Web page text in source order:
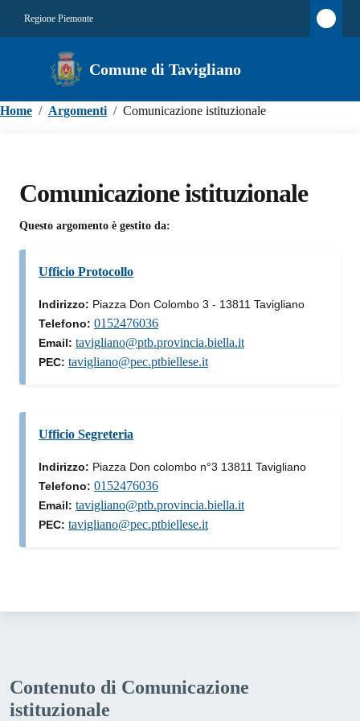
Regione Piemonte
Comune di Tavigliano
Home / Argomenti / Comunicazione istituzionale
Comunicazione istituzionale
Questo argomento è gestito da:
Ufficio Protocollo
Indirizzo: Piazza Don Colombo 3 - 13811 Tavigliano
Telefono: 0152476036
Email: tavigliano@ptb.provincia.biella.it
PEC: tavigliano@pec.ptbiellese.it
Ufficio Segreteria
Indirizzo: Piazza Don colombo n°3 13811 Tavigliano
Telefono: 0152476036
Email: tavigliano@ptb.provincia.biella.it
PEC: tavigliano@pec.ptbiellese.it
Contenuto di Comunicazione
istituzionale